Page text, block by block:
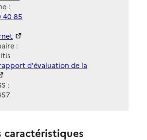
:
40 85
:
d'évaluation de la
:
caractéristiques